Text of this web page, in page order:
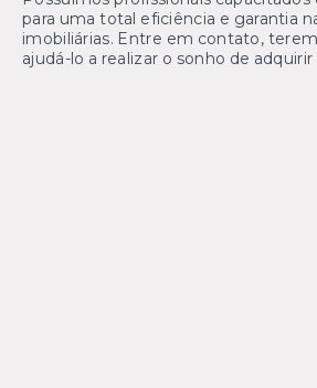
para uma total eficiência e garantia
imobiliárias. Entre em contato,
ajudá-lo a realizar o sonho de adquirir